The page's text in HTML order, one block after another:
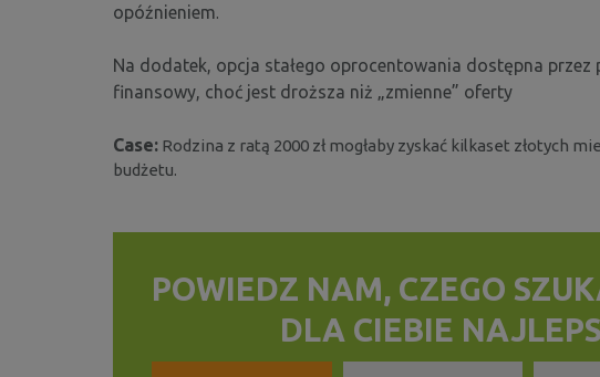
opóźnieniem.
Na dodatek, opcja stałego oprocentowania dostępna
finansowy, choć jest droższa niż „zmienne” oferty
Case: Rodzina z ratą 2000 zł mogłaby zyskać kilkaset złotych
budżetu.
POWIEDZ NAM, CZEGO
DLA CIEBIE